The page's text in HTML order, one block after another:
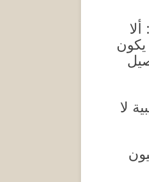
: ألا
لا